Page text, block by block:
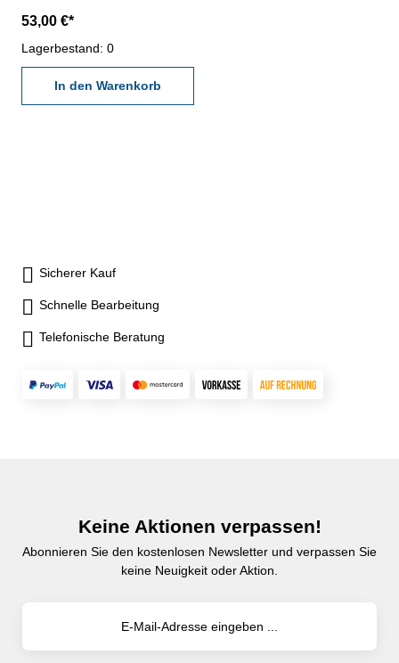
gültigen Vorschriften von
VDI/VDE/DGQ 2618 oder
nach angegebenen
Werksnormen
53,00 €*
Lagerbestand: 0
In den Warenkorb
Sicherer Kauf
Schnelle Bearbeitung
Telefonische Beratung
Keine Aktionen verpassen!
Abonnieren Sie den kostenlosen Newsletter und verpassen Sie
keine Neuigkeit oder Aktion.